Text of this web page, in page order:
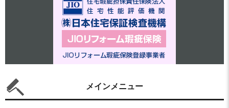
メインメニュー